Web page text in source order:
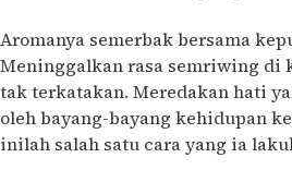
Aromanya semerbak bersama
Meninggalkan rasa semriwing di
tak terkatakan. Meredakan hati
oleh bayang-bayang kehidupan
inilah salah satu cara yang ia